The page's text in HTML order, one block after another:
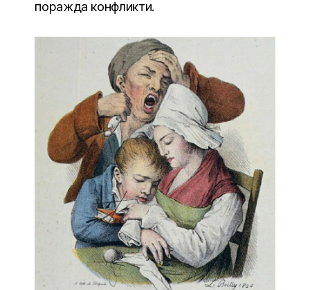
поражда конфликти.